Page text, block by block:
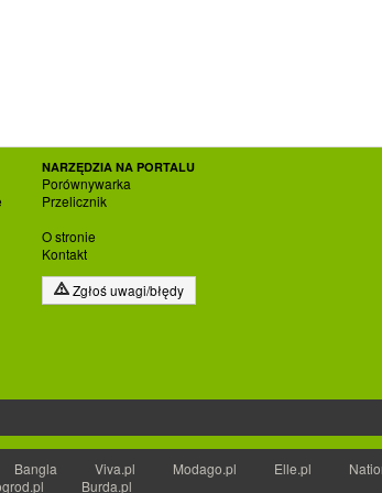
NARZĘDZIA NA PORTALU
Porównywarka
Przelicznik
O stronie
Kontakt
Zgłoś uwagi/błędy
Bangla Viva.pl Modago.pl Elle.pl
Burda.pl